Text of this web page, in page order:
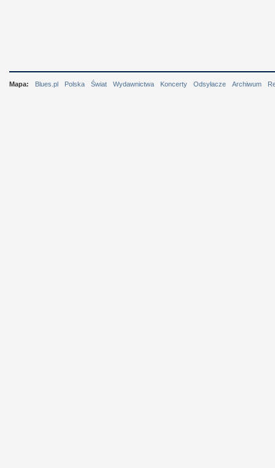
Mapa: Blues.pl Polska Świat Wydawnictwa Koncerty Odsyłacze Archiwum